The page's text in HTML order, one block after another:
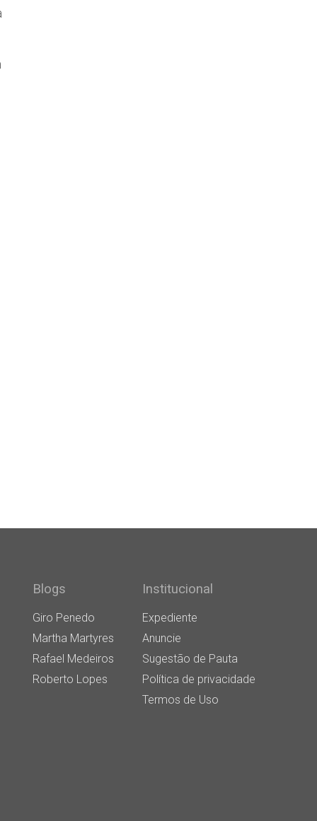
Blogs
Giro Penedo
Martha Martyres
Rafael Medeiros
Roberto Lopes
Institucional
Expediente
Anuncie
Sugestão de Pauta
Política de privacidade
Termos de Uso